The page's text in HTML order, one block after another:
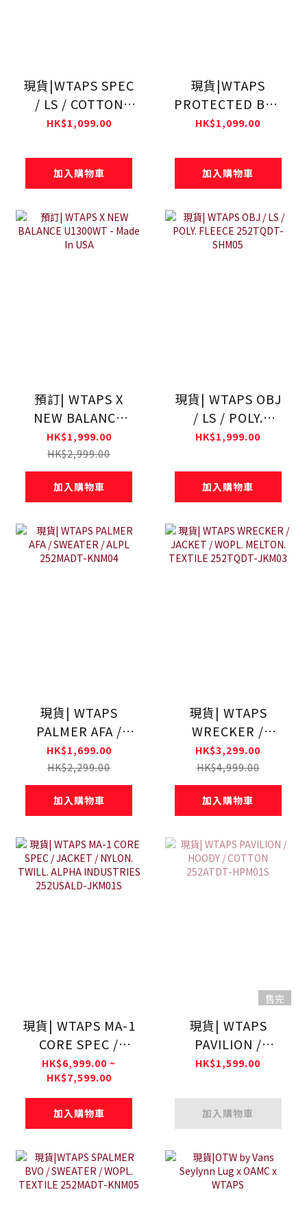
現貨|WTAPS SPEC
/ LS / COTTON
252ATDT-LTM04S
HK$1,099.00
加入購物車
現貨|WTAPS
PROTECTED BY /
LS / COTTON
HK$1,099.00
加入購物車
預訂| WTAPS X
NEW BALANCE
U1300WT - Made
In USA
HK$1,999.00
HK$2,999.00
加入購物車
現貨| WTAPS OBJ
/ LS / POLY.
FLEECE 252TQDT-
HK$1,999.00
加入購物車
現貨| WTAPS
PALMER AFA /
SWEATER / ALPL
252MADT-KNM04
HK$1,699.00
HK$2,299.00
加入購物車
現貨| WTAPS
WRECKER /
JACKET / WOPL.
MELTON. TEXTILE
252TQDT-JKM03
HK$3,299.00
HK$4,999.00
加入購物車
現貨| WTAPS MA-1
CORE SPEC /
JACKET / NYLON.
TWILL. ALPHA
INDUSTRIES
252USALD-
HK$6,999.00 ~
HK$7,599.00
加入購物車
售完
現貨| WTAPS
PAVILION /
HOODY / COTTON
HK$1,599.00
加入購物車